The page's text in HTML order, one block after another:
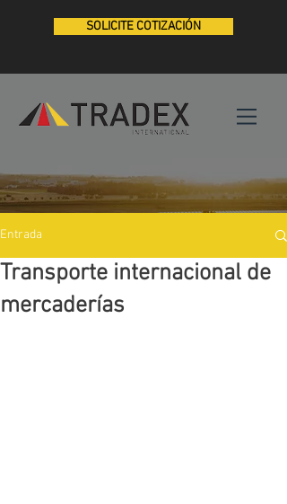
SOLICITE COTIZACIÓN
Entrada
Transporte internacional de
mercaderías